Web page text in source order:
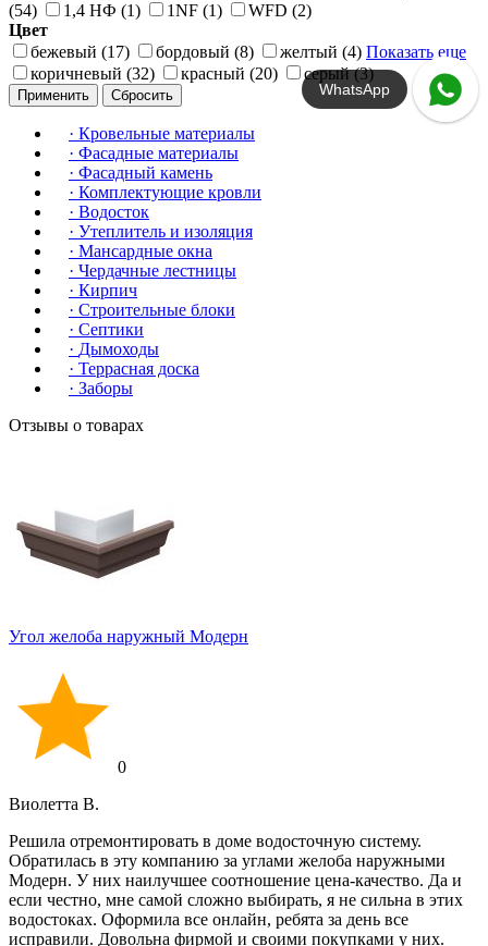
(54)
1,4 НФ (1) 1NF (1)
WFD (2)
Цвет
бежевый (17)
бордовый (8) желтый (4) Показать еще
коричневый (32)
красный (20) серый (3)
Применить Сбросить
· Кровельные материалы
· Фасадные материалы
· Фасадный камень
· Комплектующие кровли
· Водосток
· Утеплитель и изоляция
· Мансардные окна
· Чердачные лестницы
· Кирпич
· Строительные блоки
· Септики
· Дымоходы
· Террасная доска
· Заборы
Отзывы о товарах
Угол желоба наружный Модерн
0
Виолетта В.
Решила отремонтировать в доме водосточную систему.
Обратилась в эту компанию за углами желоба наружными
Модерн. У них наилучшее соотношение цена-качество. Да и
если честно, мне самой сложно выбирать, я не сильна в этих
водостоках. Оформила все онлайн, ребята за день все
исправили. Довольна фирмой и своими покупками у них.
WhatsApp